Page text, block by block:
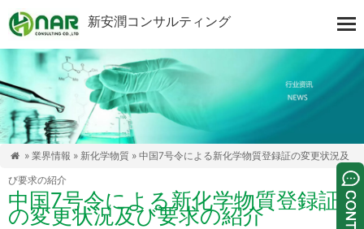
新安潤コンサルティング
 » 業界情報 » 新化学物質» 中国7号令による新化学物質登録証の変更状況及
び要求の紹介
中国7号令による新化学物質登録証
の変更状況及び要求の紹介